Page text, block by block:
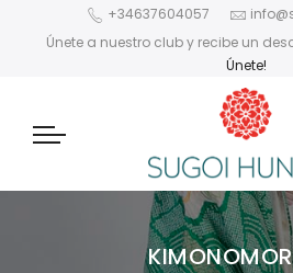
+34637604057
Únete a nuestro club y recibe un
Únete!